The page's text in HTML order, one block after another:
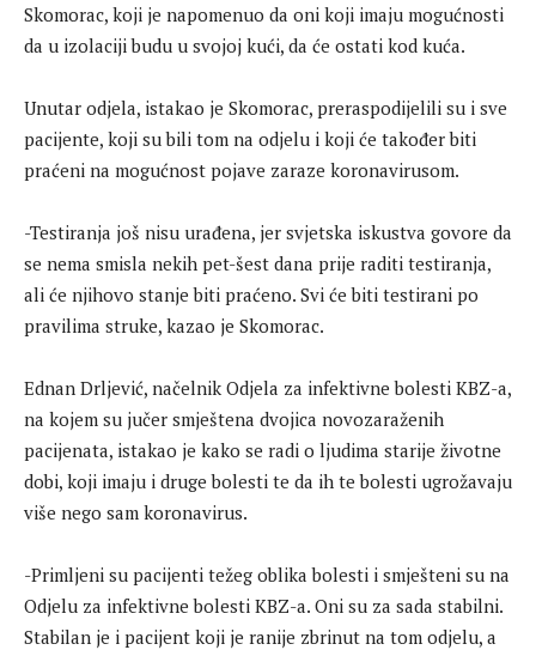
Skomorac, koji je napomenuo da oni koji imaju mogućnosti
da u izolaciji budu u svojoj kući, da će ostati kod kuća.
Unutar odjela, istakao je Skomorac, preraspodijelili su i sve
pacijente, koji su bili tom na odjelu i koji će također biti
praćeni na mogućnost pojave zaraze koronavirusom.
-Testiranja još nisu urađena, jer svjetska iskustva govore da
se nema smisla nekih pet-šest dana prije raditi testiranja,
ali će njihovo stanje biti praćeno. Svi će biti testirani po
pravilima struke, kazao je Skomorac.
Ednan Drljević, načelnik Odjela za infektivne bolesti KBZ-a,
na kojem su jučer smještena dvojica novozaraženih
pacijenata, istakao je kako se radi o ljudima starije životne
dobi, koji imaju i druge bolesti te da ih te bolesti ugrožavaju
više nego sam koronavirus.
-Primljeni su pacijenti težeg oblika bolesti i smješteni su na
Odjelu za infektivne bolesti KBZ-a. Oni su za sada stabilni.
Stabilan je i pacijent koji je ranije zbrinut na tom odjelu, a